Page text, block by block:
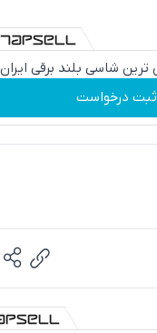
ثبت درخواست